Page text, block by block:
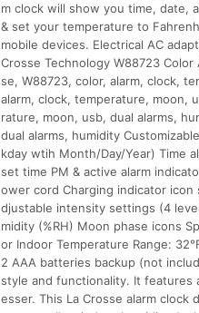
m clock will show you time, date,
& set your temperature to
mobile devices. Electrical AC
Crosse Technology W88723
se, W88723, color, alarm, clock,
alarm, clock, temperature, moon,
rature, moon, usb, dual alarms,
dual alarms, humidity
kday wtih Month/Day/Year) Time
set time PM & active alarm
ower cord Charging indicator
djustable intensity settings (4
midity (%RH) Moon phase icons
or Indoor Temperature Range:
2 AAA batteries backup (not
style and functionality. It features
esser. This La Crosse alarm